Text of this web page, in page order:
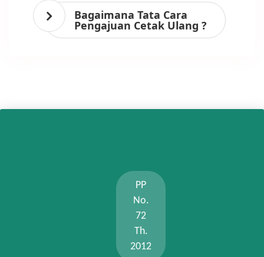
Bagaimana Tata Cara
Pengajuan Cetak Ulang ?
PP
No.
72
Th.
2012